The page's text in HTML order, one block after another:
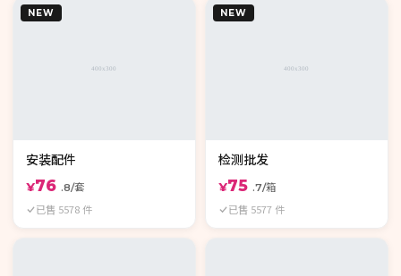
NEW
安装配件
¥76 .8/套
已售 5578 件
NEW
检测批发
¥75 .7/箱
已售 5577 件